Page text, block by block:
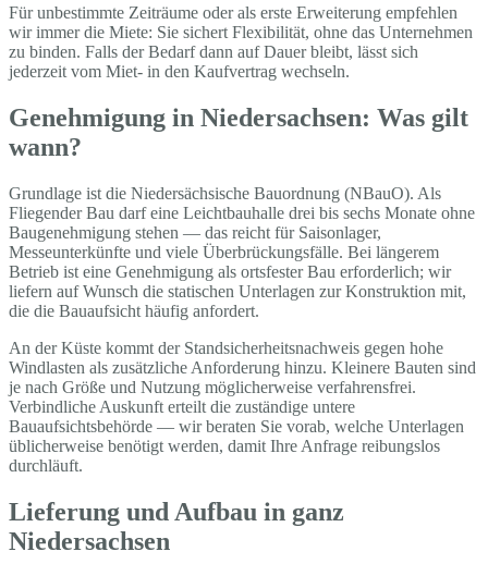
Für unbestimmte Zeiträume oder als erste Erweiterung empfehlen
wir immer die Miete: Sie sichert Flexibilität, ohne das Unternehmen
zu binden. Falls der Bedarf dann auf Dauer bleibt, lässt sich
jederzeit vom Miet- in den Kaufvertrag wechseln.
Genehmigung in Niedersachsen: Was gilt
wann?
Grundlage ist die Niedersächsische Bauordnung (NBauO). Als
Fliegender Bau darf eine Leichtbauhalle drei bis sechs Monate ohne
Baugenehmigung stehen — das reicht für Saisonlager,
Messeunterkünfte und viele Überbrückungsfälle. Bei längerem
Betrieb ist eine Genehmigung als ortsfester Bau erforderlich; wir
liefern auf Wunsch die statischen Unterlagen zur Konstruktion mit,
die die Bauaufsicht häufig anfordert.
An der Küste kommt der Standsicherheitsnachweis gegen hohe
Windlasten als zusätzliche Anforderung hinzu. Kleinere Bauten sind
je nach Größe und Nutzung möglicherweise verfahrensfrei.
Verbindliche Auskunft erteilt die zuständige untere
Bauaufsichtsbehörde — wir beraten Sie vorab, welche Unterlagen
üblicherweise benötigt werden, damit Ihre Anfrage reibungslos
durchläuft.
Lieferung und Aufbau in ganz
Niedersachsen